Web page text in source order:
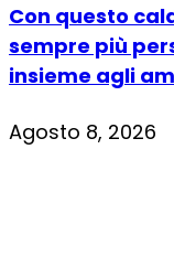
Con questo
sempre più
insieme agli
Agosto 8, 2026